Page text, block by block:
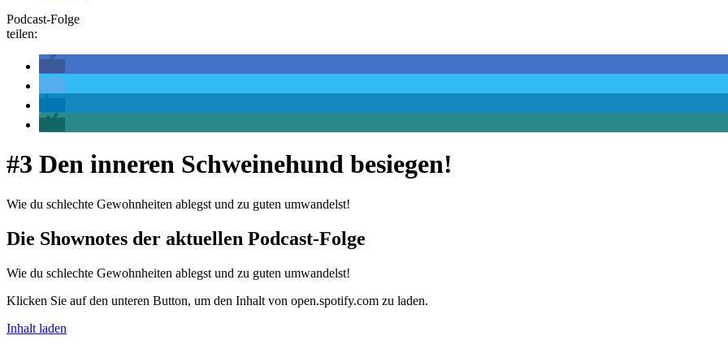
Touch
device
explore
with
gestures.
Podcast-Folge
teilen:
#3 Den inneren Schweinehund besiegen!
Wie du schlechte Gewohnheiten ablegst und zu guten umwandelst!
Die Shownotes der aktuellen Podcast-Folge
Wie du schlechte Gewohnheiten ablegst und zu guten umwandelst!
Klicken Sie auf den unteren Button, um den Inhalt von open.spotify.com zu laden.
Inhalt laden